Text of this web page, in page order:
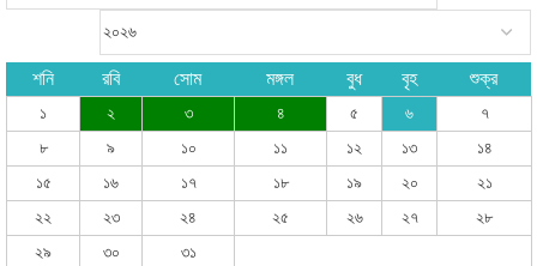
শনি রবি সোম মঙ্গল বুধ বৃহ শুক্র
১ ২ ৩ ৪ ৫ ৬
৭
৮
৯ ১০ ১১ ১২ ১৩
১৪
১৫
১৬ ১৭ ১৮ ১৯ ২০
২১
২২
২৩ ২৪ ২৫ ২৬ ২৭
২৮
২৯
৩০ ৩১